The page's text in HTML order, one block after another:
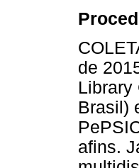
de
Library
Brasil)
afins.